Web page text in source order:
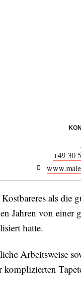
+49 30
als die
Jahren von
hatte.
Arbeitsweise